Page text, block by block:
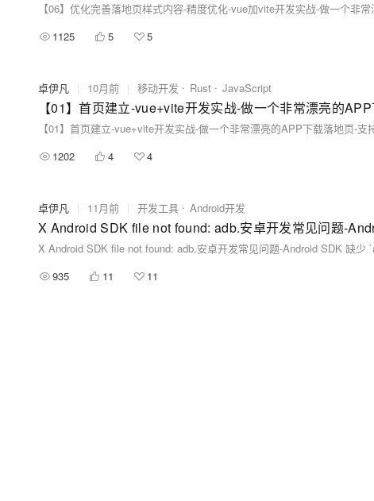
1125
5 5
卓伊凡 | 10月前 | 移动开发 Rust JavaScript
1202
4 4
卓伊凡 | 11月前 | 开发工具 Android开发
X Android SDK file not found: adb.安卓开发常见问题-Android SDK 缺少
935
11 11